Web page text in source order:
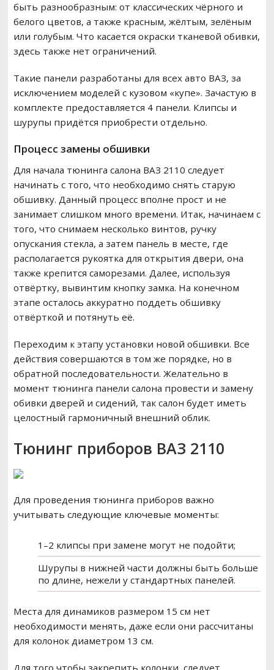
быть разнообразным: от классических чёрного и
белого цветов, а также красным, жёлтым, зелёным
или голубым. Что касается окраски тканевой обивки,
здесь также нет ограничений.
Такие панели разработаны для всех авто ВАЗ, за
исключением моделей с кузовом «купе». Зачастую в
комплекте предоставляется 4 панели. Клипсы и
шурупы придётся приобрести отдельно.
Процесс замены обшивки
Для начала тюнинга салона ВАЗ 2110 следует
начинать с того, что необходимо снять старую
обшивку. Данный процесс вполне прост и не
занимает слишком много времени. Итак, начинаем с
того, что снимаем несколько винтов, ручку
опускания стекла, а затем панель в месте, где
располагается рукоятка для открытия двери, она
также крепится саморезами. Далее, используя
отвёртку, вывинтим кнопку замка. На конечном
этапе осталось аккуратно поддеть обшивку
отвёрткой и потянуть её.
Переходим к этапу установки новой обшивки. Все
действия совершаются в том же порядке, но в
обратной последовательности. Желательно в
момент тюнинга панели салона провести и замену
обивки дверей и сидений, так салон будет иметь
целостный гармоничный внешний облик.
Тюнинг приборов ВАЗ 2110
Для проведения тюнинга приборов важно
учитывать следующие ключевые моменты:
1–2 клипсы при замене могут не подойти;
Шурупы в нижней части должны быть больше
по длине, нежели у стандартных панелей.
Места для динамиков размером 15 см нет
необходимости менять, даже если они рассчитаны
для колонок диаметром 13 см.